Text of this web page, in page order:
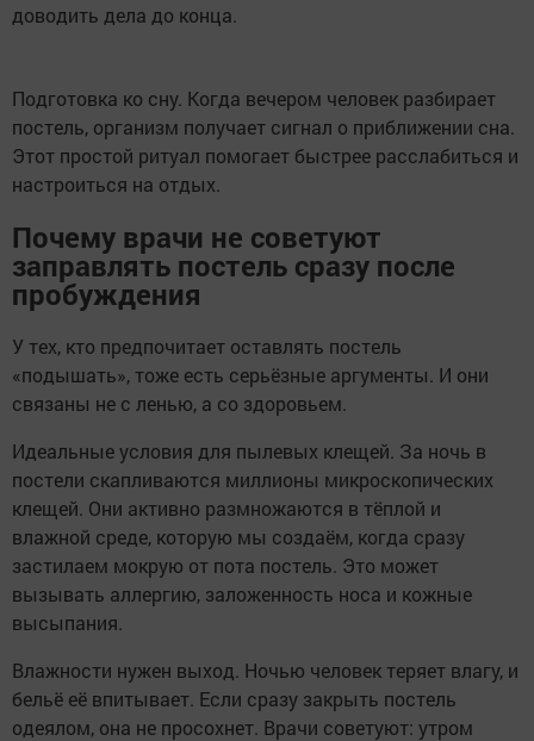
доводить дела до конца.
Подготовка ко сну. Когда вечером человек разбирает
постель, организм получает сигнал о приближении сна.
Этот простой ритуал помогает быстрее расслабиться и
настроиться на отдых.
Почему врачи не советуют
заправлять постель сразу после
пробуждения
У тех, кто предпочитает оставлять постель
«подышать», тоже есть серьёзные аргументы. И они
связаны не с ленью, а со здоровьем.
Идеальные условия для пылевых клещей. За ночь в
постели скапливаются миллионы микроскопических
клещей. Они активно размножаются в тёплой и
влажной среде, которую мы создаём, когда сразу
застилаем мокрую от пота постель. Это может
вызывать аллергию, заложенность носа и кожные
высыпания.
Влажности нужен выход. Ночью человек теряет влагу, и
бельё её впитывает. Если сразу закрыть постель
одеялом, она не просохнет. Врачи советуют: утром